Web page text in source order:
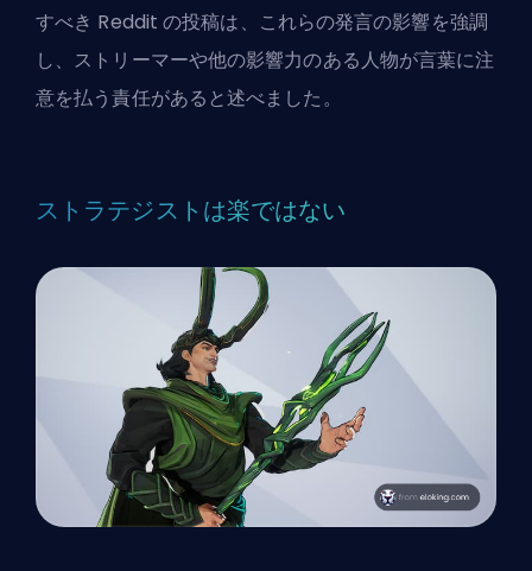
すべき Reddit の投稿は、これらの発言の影響を強調
し、ストリーマーや他の影響力のある人物が言葉に注
意を払う責任があると述べました。
ストラテジストは楽ではない